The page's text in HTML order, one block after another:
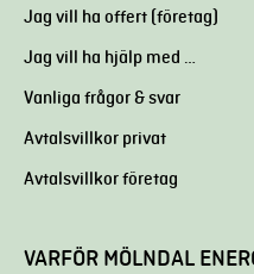
Jag vill ha offert (företag)
Jag vill ha hjälp med …
Vanliga frågor & svar
Avtalsvillkor privat
Avtalsvillkor företag
VARFÖR MÖLNDAL